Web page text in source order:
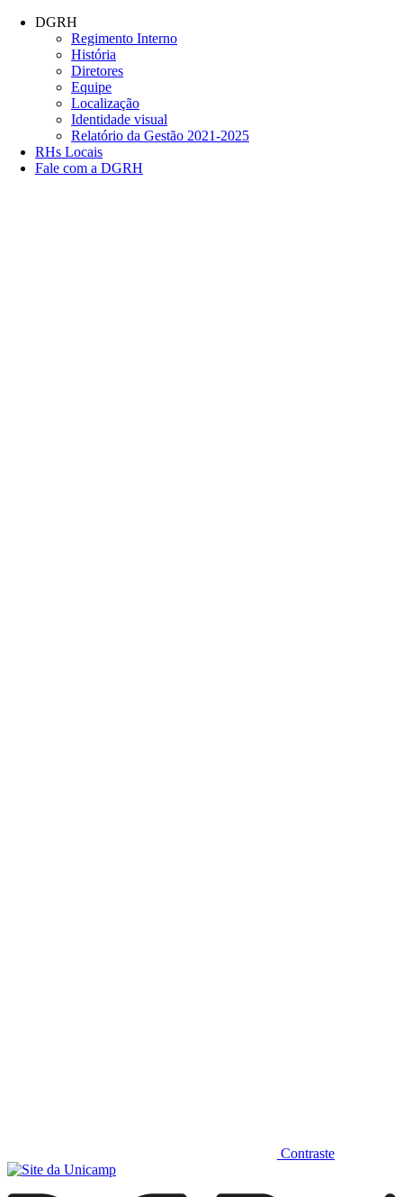
Conteúdo principal
DGRH
Regimento Interno
História
Diretores
Equipe
Localização
Identidade visual
Relatório da Gestão 2021-2025
RHs Locais
Fale com a DGRH
Contraste